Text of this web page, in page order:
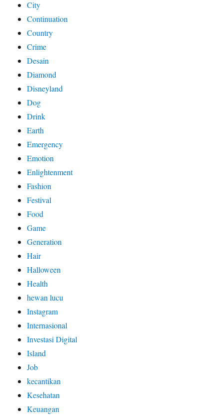
City
Continuation
Country
Crime
Desain
Diamond
Disneyland
Dog
Drink
Earth
Emergency
Emotion
Enlightenment
Fashion
Festival
Food
Game
Generation
Hair
Halloween
Health
hewan lucu
Instagram
Internasional
Investasi Digital
Island
Job
kecantikan
Kesehatan
Keuangan